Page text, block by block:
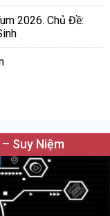
2026. Chủ Đề:
Suy Niệm